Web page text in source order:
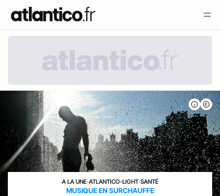
A LA UNE›ATLANTICO-LIGHT›SANTÉ
MUSIQUE EN SURCHAUFFE